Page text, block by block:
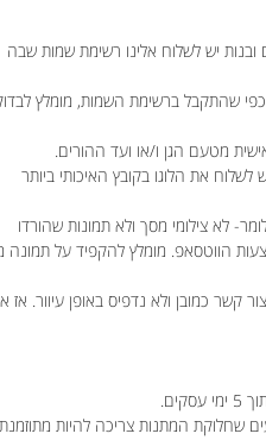
יש לשלוח אלינו רשימת שמות שבה
שהתקבל ברשימת השמות, מומלץ
מטעם הגן ו/או ועד ההורים.
לשלוח את הלוגו בקובץ האיכותי ביותר
לא צילומי מסך ולא תמונות שהורדו
הווטסאפ. מומלץ להקפיד על תמונה
כמובן ולא נדפיס באופן עיוור. אז
שחלוקת המתנות צריכה להיות מתוזמנת